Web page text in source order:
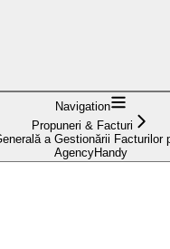
Navigation
Propuneri & Facturi
a Gestionării Facturilor
AgencyHandy